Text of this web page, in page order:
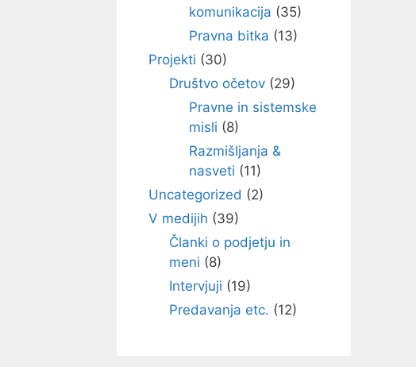
komunikacija (35)
Pravna bitka (13)
Projekti (30)
Društvo očetov(29)
Pravne in sistemske
misli (8)
Razmišljanja &
nasveti (11)
Uncategorized (2)
V medijih (39)
Članki o podjetju in
meni (8)
Intervjuji (19)
Predavanja etc. (12)